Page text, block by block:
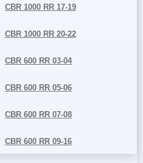
CBR 1000 RR 17-19
CBR 1000 RR 20-22
CBR 600 RR 03-04
CBR 600 RR 05-06
CBR 600 RR 07-08
CBR 600 RR 09-16